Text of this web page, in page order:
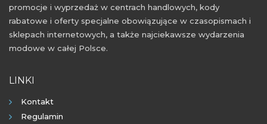
promocje i wyprzedaż w centrach handlowych, kody
rabatowe i oferty specjalne obowiązujące w czasopismach i
sklepach internetowych, a także najciekawsze wydarzenia
modowe w całej Polsce.
LINKI
Kontakt
Regulamin